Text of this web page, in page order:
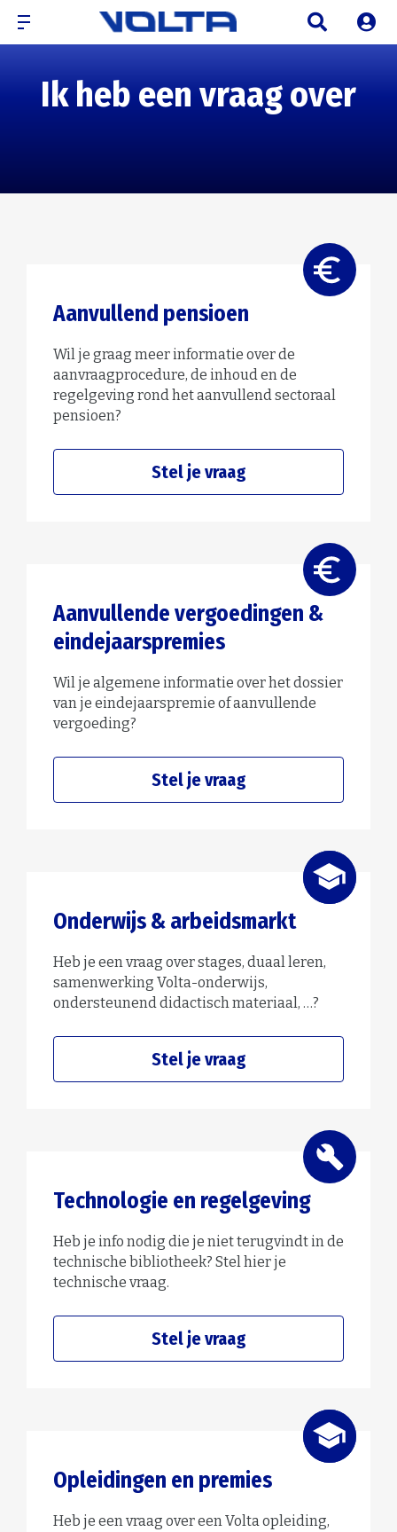
Ik heb een vraag over
Aanvullend pensioen
Wil je graag meer informatie over de
aanvraagprocedure, de inhoud en de
regelgeving rond het aanvullend sectoraal
pensioen?
Stel je vraag
Aanvullende vergoedingen &
eindejaarspremies
Wil je algemene informatie over het dossier
van je eindejaarspremie of aanvullende
vergoeding?
Stel je vraag
Onderwijs & arbeidsmarkt
Heb je een vraag over stages, duaal leren,
samenwerking Volta-onderwijs,
ondersteunend didactisch materiaal, …?
Stel je vraag
Technologie en regelgeving
Heb je info nodig die je niet terugvindt in de
technische bibliotheek? Stel hier je
technische vraag.
Stel je vraag
Opleidingen en premies
Heb je een vraag over een Volta opleiding,